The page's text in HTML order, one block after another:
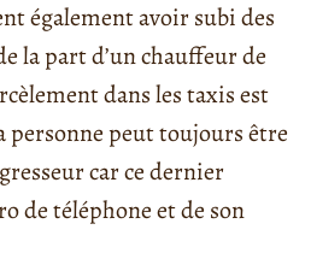
également avoir subi des
la part d’un chauffeur de
dans les taxis est
personne peut toujours être
car ce dernier
de téléphone et de son